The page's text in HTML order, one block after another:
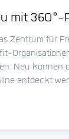
mit 360°-
Zentrum für
Neu können
entdeckt